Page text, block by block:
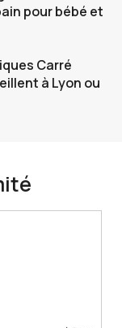
pour bébé et
Carré
à Lyon ou